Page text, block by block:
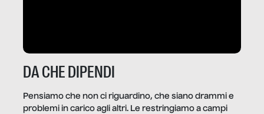
DA CHE DIPENDI
Pensiamo che non ci riguardino, che siano drammi e
problemi in carico agli altri. Le restringiamo a campi